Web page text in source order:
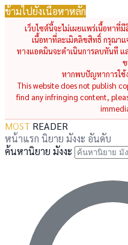
ข้ามไปยังเนื้อหาหลัก
เว็บไซต์นี้จะไม่เผยแพร่เนื้อหาที่
เนื้อหาที่ละเมิดลิขสิทธิ์ กรุณาแ
ทางแอดมินจะดำเนินการลบทันที
หากพบปัญหาการใช้
This website does not publish
find any infringing content,
MOST READER
หน้าแรก นิยาย มังงะ อันดับ
ค้นหานิยาย มังงะ